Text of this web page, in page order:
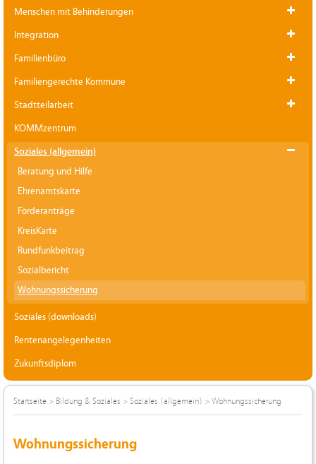
Menschen mit Behinderungen
Integration
Familienbüro
Familiengerechte Kommune
Stadtteilarbeit
KOMMzentrum
Soziales (allgemein)
Beratung und Hilfe
Ehrenamtskarte
Förderanträge
KreisKarte
Rundfunkbeitrag
Sozialbericht
Wohnungssicherung
Soziales (downloads)
Rentenangelegenheiten
Zukunftsdiplom
Startseite > Bildung & Soziales > Soziales (allgemein) > Wohnungssicherung
Wohnungssicherung